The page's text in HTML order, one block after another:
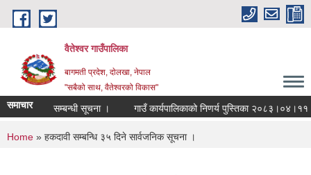
Skip to main content
वैतेश्वर गाउँपालिका
बागमती प्रदेश, दाेलखा, नेपाल
"सबैको साथ, वैतेश्वरको विकास"
समाचारनगर्ने सम्बन्धी सूचना । गाउँ कार्यपालिकाको निणर्य पुस्तिका २०८३।०४।११
You are here
Home » हकदावी सम्बन्धि ३५ दिने सार्वजनिक सूचना ।